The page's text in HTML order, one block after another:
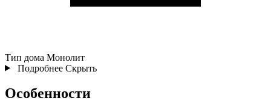
Тип дома Монолит
Подробнее Скрыть
Особенности